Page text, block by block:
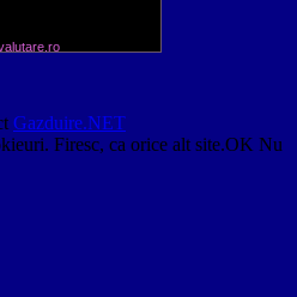
Gazduire.NET
Firesc, ca orice alt site.OK Nu